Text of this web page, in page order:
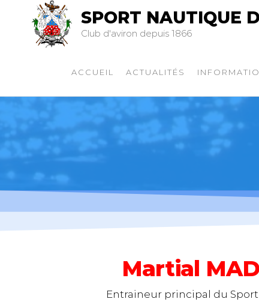
SPORT NAUTIQUE
Club d'aviron depuis 1866
ACCUEIL ACTUALITÉS
Martial
Entraineur principal du